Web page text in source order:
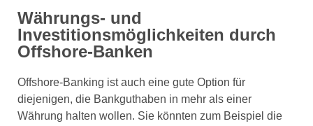
Währungs- und
Investitionsmöglichkeiten durch
Offshore-Banken
Offshore-Banking ist auch eine gute Option für
diejenigen, die Bankguthaben in mehr als einer
Währung halten wollen. Sie könnten zum Beispiel die